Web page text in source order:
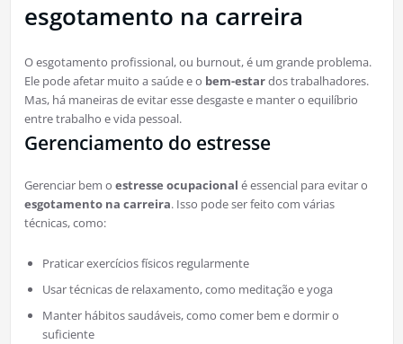
esgotamento na carreira
O esgotamento profissional, ou burnout, é um grande problema.
Ele pode afetar muito a saúde e o bem-estardos trabalhadores.
Mas, há maneiras de evitar esse desgaste e manter o equilíbrio
entre trabalho e vida pessoal.
Gerenciamento do estresse
Gerenciar bem o estresse ocupacional é essencial para evitar o
esgotamento na carreira. Isso pode ser feito com várias
técnicas, como:
Praticar exercícios físicos regularmente
Usar técnicas de relaxamento, como meditação e yoga
Manter hábitos saudáveis, como comer bem e dormir o
suficiente